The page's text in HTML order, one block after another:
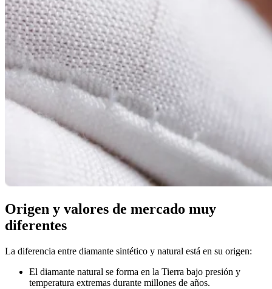
Origen y valores de mercado muy
diferentes
La diferencia entre diamante sintético y natural está en su origen:
El diamante natural se forma en la Tierra bajo presión y
temperatura extremas durante millones de años.